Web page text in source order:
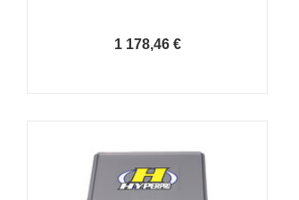
1 178,46 €